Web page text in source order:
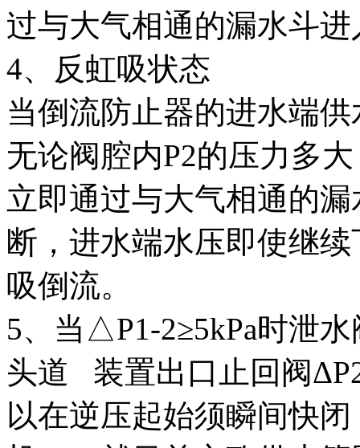
过与大气相通的漏水斗
4、反虹吸状态
当倒流防止器的进水端
无论阀腔内P2的压力多
立即通过与大气相通的
断，进水端水压即使继
吸倒流。
5、当△P1-2≥5kPa时泄
头道 装置出口止回阀
以在逆压起始须瞬间快